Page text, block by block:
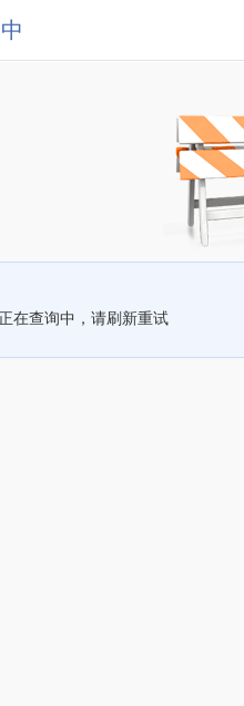
在查询中，请刷新重试